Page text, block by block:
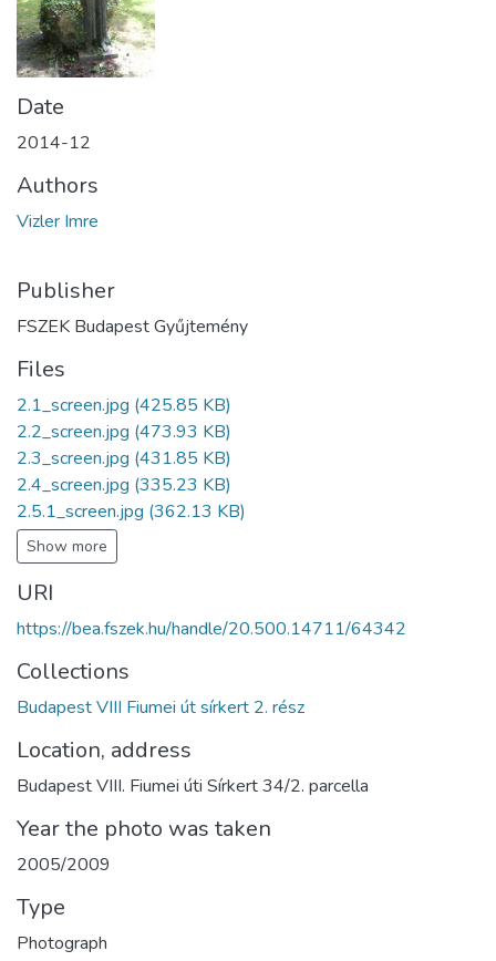
Date
2014-12
Authors
Vizler Imre
Publisher
FSZEK Budapest Gyűjtemény
Files
2.1_screen.jpg (425.85 KB)
2.2_screen.jpg (473.93 KB)
2.3_screen.jpg (431.85 KB)
2.4_screen.jpg (335.23 KB)
2.5.1_screen.jpg (362.13 KB)
Show more
URI
https://bea.fszek.hu/handle/20.500.14711/64342
Collections
Budapest VIII Fiumei út sírkert 2. rész
Location, address
Budapest VIII. Fiumei úti Sírkert 34/2. parcella
Year the photo was taken
2005/2009
Type
Photograph